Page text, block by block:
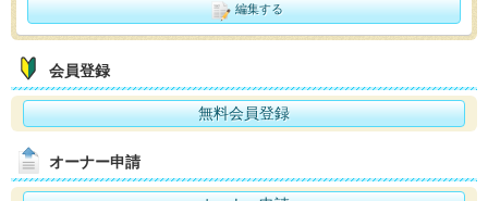
編集する
会員登録
無料会員登録
オーナー申請